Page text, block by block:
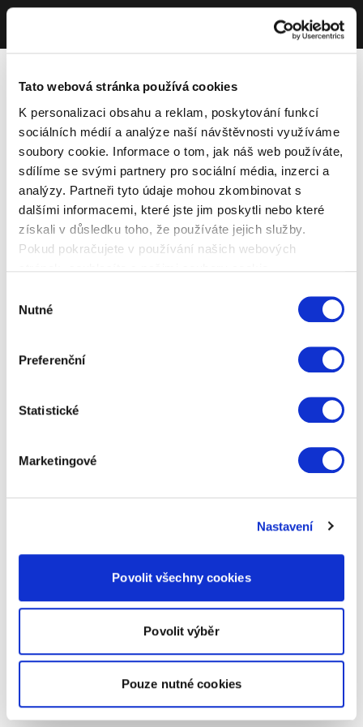
Tato webová stránka používá cookies
K personalizaci obsahu a reklam, poskytování funkcí
sociálních médií a analýze naší návštěvnosti využíváme
soubory cookie. Informace o tom, jak náš web používáte,
sdílíme se svými partnery pro sociální média, inzerci a
analýzy. Partneři tyto údaje mohou zkombinovat s
dalšími informacemi, které jste jim poskytli nebo které
získali v důsledku toho, že používáte jejich služby.
Pokud pokračujete v používání našich webových
souhlasu
Nutné
Preferenční
Statistické
Marketingové
Nastavení
Povolit všechny cookies
Povolit výběr
Pouze nutné cookies